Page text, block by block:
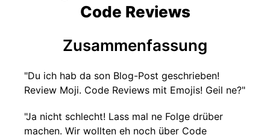
Code Reviews
Zusammenfassung
"Du ich hab da son Blog-Post geschrieben!
Review Moji. Code Reviews mit Emojis! Geil ne?"
"Ja nicht schlecht! Lass mal ne Folge drüber
machen. Wir wollten eh noch über Code